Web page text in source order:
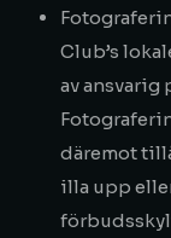
Club’s
av ansvarig
däremot
illa upp